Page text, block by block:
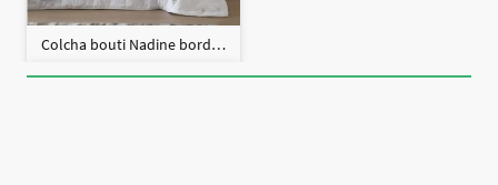
Colcha bouti Nadine bordado + fundas cojín